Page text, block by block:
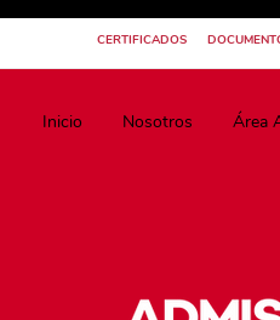
CERTIFICADOS
Inicio Nosotros Área